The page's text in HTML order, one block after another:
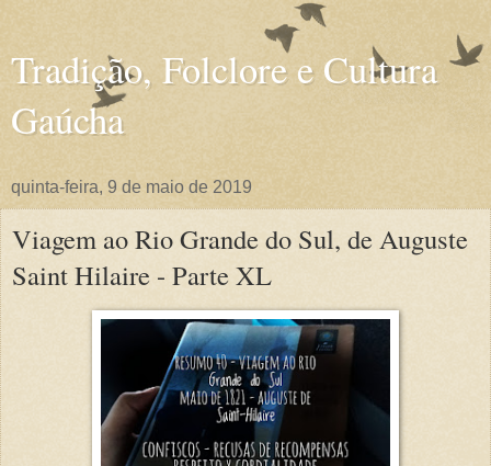
Tradição, Folclore e Cultura
Gaúcha
quinta-feira, 9 de maio de 2019
Viagem ao Rio Grande do Sul, de Auguste
Saint Hilaire - Parte XL